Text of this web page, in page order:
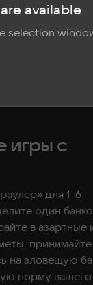
Requirements
игры с
для 1-6
один
в азартные
принимайте
на зловещую
норму вашего
available
selection